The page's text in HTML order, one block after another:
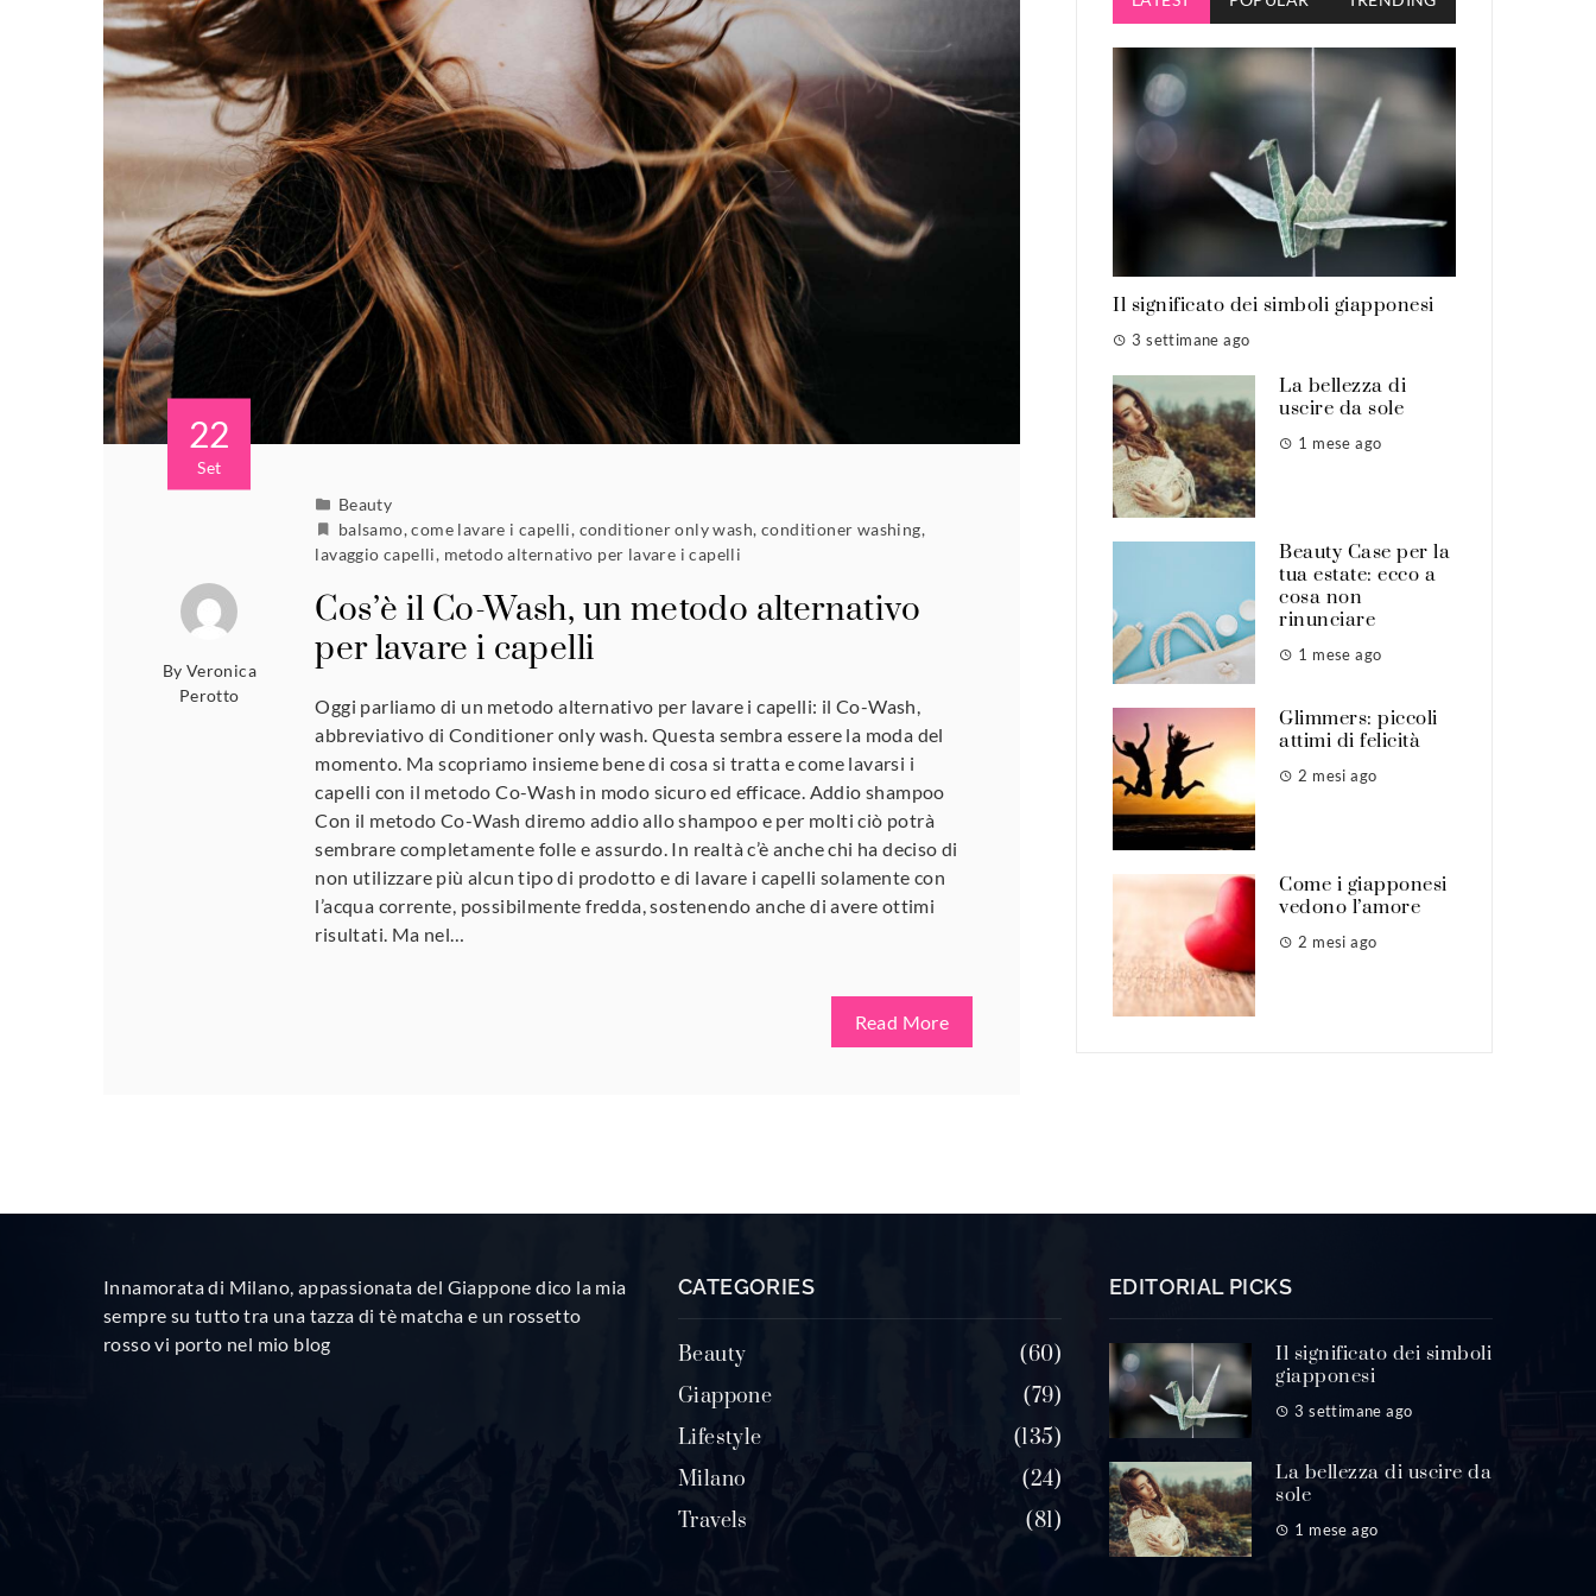
22
Set
By Veronica
Perotto
Beauty
balsamo,come lavare i capelli, conditioner only wash, conditioner washing,
lavaggio capelli, metodo alternativo per lavare i capelli
Cos’è il Co-Wash, un metodo alternativo
per lavare i capelli
Oggi parliamo di un metodo alternativo per lavare i capelli: il Co-Wash,
abbreviativo di Conditioner only wash. Questa sembra essere la moda del
momento. Ma scopriamo insieme bene di cosa si tratta e come lavarsi i
capelli con il metodo Co-Wash in modo sicuro ed efficace. Addio shampoo
Con il metodo Co-Wash diremo addio allo shampoo e per molti ciò potrà
sembrare completamente folle e assurdo. In realtà c’è anche chi ha deciso di
non utilizzare più alcun tipo di prodotto e di lavare i capelli solamente con
l’acqua corrente, possibilmente fredda, sostenendo anche di avere ottimi
risultati. Ma nel…
Read More
Il significato dei simboli giapponesi
3 settimane ago
La bellezza di
uscire da sole
1 mese ago
Beauty Case per la
tua estate: ecco a
cosa non
rinunciare
1 mese ago
Glimmers: piccoli
attimi di felicità
2 mesi ago
Come i giapponesi
vedono l’amore
2 mesi ago
Innamorata di Milano, appassionata del Giappone dico la mia
sempre su tutto tra una tazza di tè matcha e un rossetto
rosso vi porto nel mio blog
CATEGORIES
Beauty
60
Giappone
79
Lifestyle
135
Milano
24
Travels
81
EDITORIAL PICKS
Il significato dei simboli
giapponesi
3 settimane ago
La bellezza di uscire da
sole
1 mese ago